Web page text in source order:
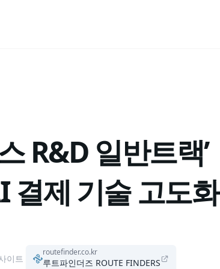
R&D 일반트랙’
제 기술 고도화
이트
routefinder.co.kr
루트파인더즈 ROUTE FINDERS